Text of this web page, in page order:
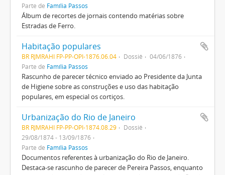
Parte de Família Passos
Álbum de recortes de jornais contendo matérias sobre
Estradas de Ferro.
Habitação populares
BR RJMRAHI FP-PP-OPI-1876.06.04 Dossiê
04/06/1876
Parte de Família Passos
Rascunho de parecer técnico enviado ao Presidente da Junta
de Higiene sobre as construções e uso das habitação
populares, em especial os cortiços.
Urbanização do Rio de Janeiro
BR RJMRAHI FP-PP-OPI-1874.08.29
Dossiê
29/08/1874 - 13/09/1876
Parte de Família Passos
Documentos referentes à urbanização do Rio de Janeiro.
Destaca-se rascunho de parecer de Pereira Passos, enquanto